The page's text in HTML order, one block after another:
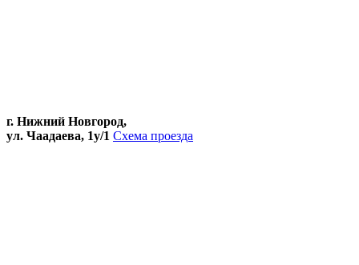
г. Нижний Новгород,
ул. Чаадаева, 1у/1 Схема проезда